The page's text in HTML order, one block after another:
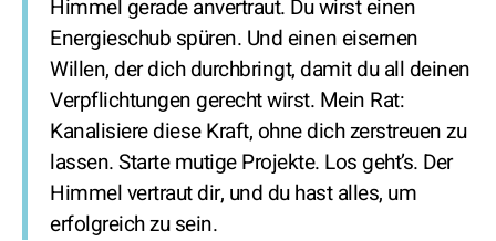
Himmel gerade anvertraut. Du wirst einen
Energieschub spüren. Und einen eisernen
Willen, der dich durchbringt, damit du all deinen
Verpflichtungen gerecht wirst. Mein Rat:
Kanalisiere diese Kraft, ohne dich zerstreuen zu
lassen. Starte mutige Projekte. Los geht’s. Der
Himmel vertraut dir, und du hast alles, um
erfolgreich zu sein.